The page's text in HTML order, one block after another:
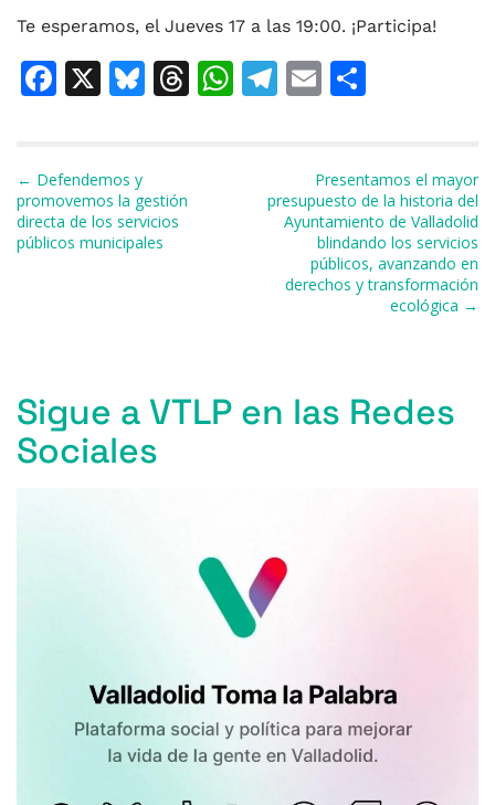
Te esperamos, el Jueves 17 a las 19:00. ¡Participa!
F
e
b
o
X
Bl
s
k
y
T
W T
a
m
E
l
p
ar
ti
r
Navegación de entradas
← Defendemos y
promovemos la gestión
directa de los servicios
públicos municipales
Presentamos el mayor
presupuesto de la historia del
Ayuntamiento de Valladolid
blindando los servicios
públicos, avanzando en
derechos y transformación
ecológica →
Sigue a VTLP en las Redes
Sociales